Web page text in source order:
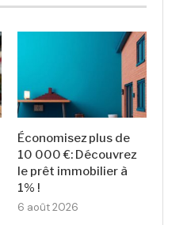
Économisez plus de
10 000 €: Découvrez
le prêt immobilier à
1% !
6 août 2026